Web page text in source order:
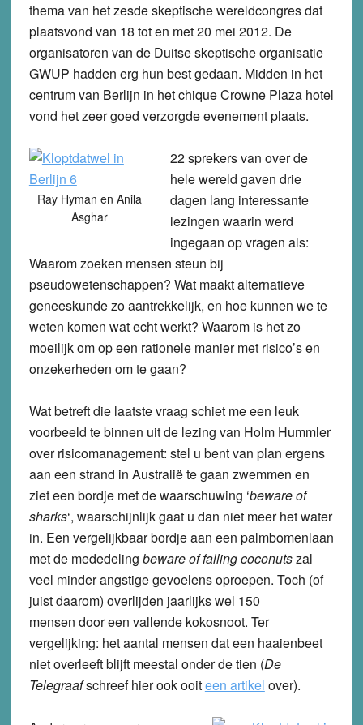
thema van het zesde skeptische wereldcongres dat
plaatsvond van 18 tot en met 20 mei 2012. De
organisatoren van de Duitse skeptische organisatie
GWUP hadden erg hun best gedaan. Midden in het
centrum van Berlijn in het chique Crowne Plaza hotel
vond het zeer goed verzorgde evenement plaats.
Ray Hyman en Anila
Asghar
22 sprekers van over de
hele wereld gaven drie
dagen lang interessante
lezingen waarin werd
ingegaan op vragen als:
Waarom zoeken mensen steun bij
pseudowetenschappen? Wat maakt alternatieve
geneeskunde zo aantrekkelijk, en hoe kunnen we te
weten komen wat echt werkt? Waarom is het zo
moeilijk om op een rationele manier met risico’s en
onzekerheden om te gaan?
Wat betreft die laatste vraag schiet me een leuk
voorbeeld te binnen uit de lezing van Holm Hummler
over risicomanagement: stel u bent van plan ergens
aan een strand in Australië te gaan zwemmen en
ziet een bordje met de waarschuwing ‘beware of
sharks‘, waarschijnlijk gaat u dan niet meer het water
in. Een vergelijkbaar bordje aan een palmbomenlaan
met de mededeling beware of falling coconutszal
veel minder angstige gevoelens oproepen. Toch (of
juist daarom) overlijden jaarlijks wel 150
mensen door een vallende kokosnoot. Ter
vergelijking: het aantal mensen dat een haaienbeet
niet overleeft blijft meestal onder de tien (De
Telegraafschreef hier ook ooiteen artikel over).